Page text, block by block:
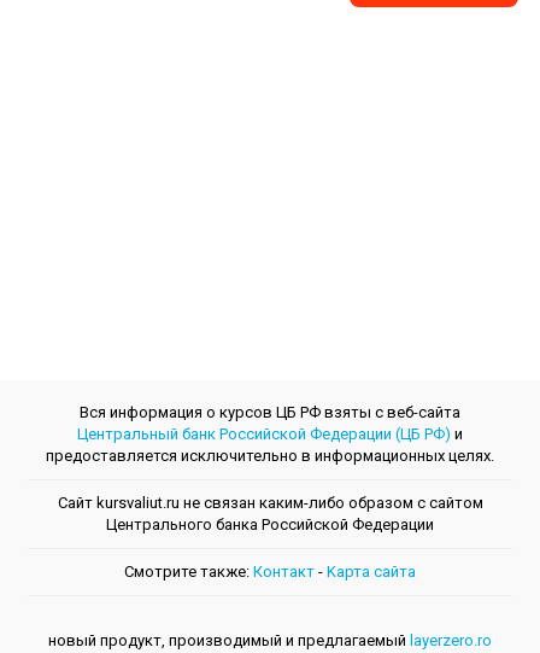
Вся информация о курсов ЦБ РФ взяты с веб-сайта
Центральный банк Российской Федерации (ЦБ РФ) и
предоставляется исключительно в информационных целях.
Сайт kursvaliut.ru не связан каким-либо образом с сайтом
Центрального банкa Российской Федерации
Смотрите также: Контакт - Kарта сайта
новый продукт, производимый и предлагаемый layerzero.ro